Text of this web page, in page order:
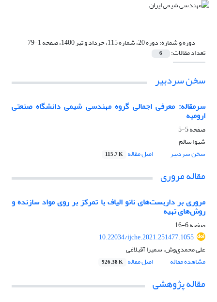
دوره و شماره:دوره 20، شماره 115، خرداد و تیر 1400، صفحه 1-79
تعداد مقالات: 6
سخن سردبیر
سرمقاله: معرفی اجمالی گروه مهندسی شیمی دانشگاه صنعتی
ارومیه
صفحه5-5
شیوا سالم
سخن سردبیر
اصل مقاله 115.7 K
مقاله مروری
مروری بر داربست‌های نانو الیاف با تمرکز بر روی مواد سازنده و
روش‌های تهیه
صفحه6-16
10.22034/ijche.2021.251477.1055
علی محمدی‌وش، سمیرا آقبلاغی
مشاهده مقاله
اصل مقاله 926.38 K
مقاله پژوهشی